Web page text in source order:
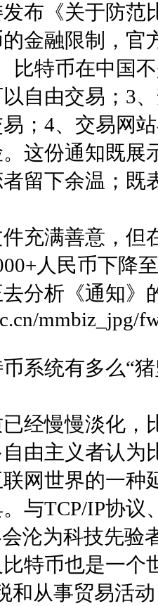
布《关于防
金融限制，官
比特币在中国
自由交易；3
；4、交易网
这份通知既展
留下余温；既
充满善意，但
人民币下降
分析《通知》
mmbiz_jpg/
系统有多么“
经慢慢淡化
由主义者认为
网世界的一
与TCP/IP协议
沦为科技先验
特币也是一个
和从事贸易活